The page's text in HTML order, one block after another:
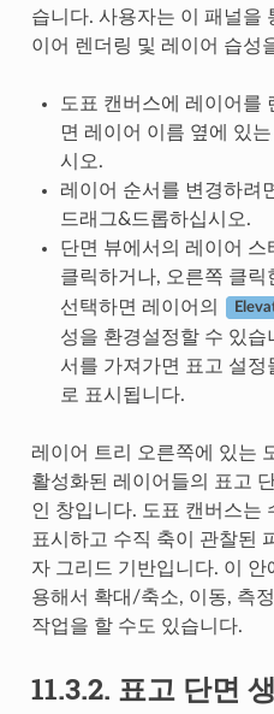
습니다. 사용자는 이 패널을
이어 렌더링 및 레이어 습성
도표 캔버스에 레이어를
면 레이어 이름 옆에 있
시오.
레이어 순서를 변경하려
드래그&드롭하십시오.
단면 뷰에서의 레이어
클릭하거나, 오른쪽 클릭
선택하면 레이어의
성을 환경설정할 수 있습
서를 가져가면 표고 설
로 표시됩니다.
레이어 트리 오른쪽에 있는
활성화된 레이어들의 표고
인 창입니다. 도표 캔버스는
표시하고 수직 축이 관찰된
자 그리드 기반입니다. 이
용해서 확대/축소, 이동, 측
작업을 할 수도 있습니다.
11.3.2. 표고 단면